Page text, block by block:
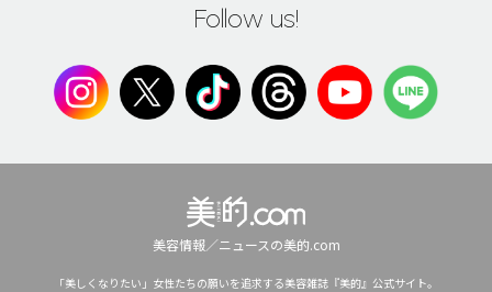
Follow us!
美容情報／ニュースの美的.com
「美しくなりたい」女性たちの願いを追求する美容雑誌『美的』公式サイト。